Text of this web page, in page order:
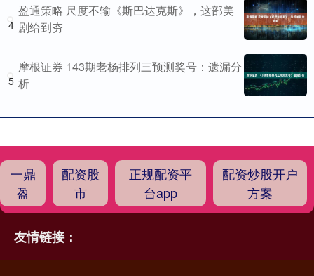
4
盈通策略 尺度不输《斯巴达克斯》，这部美
剧给到夯
5
摩根证券 143期老杨排列三预测奖号：遗漏分
析
一鼎
盈
配资股
市
正规配资平
台app
配资炒股开户
方案
友情链接：